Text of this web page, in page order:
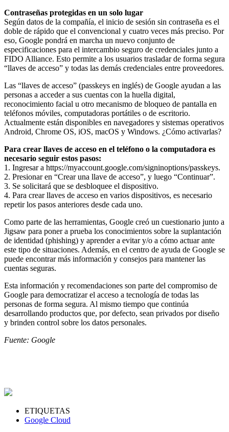
Contraseñas protegidas en un solo lugar
Según datos de la compañía, el inicio de sesión sin contraseña es el
doble de rápido que el convencional y cuatro veces más preciso. Por
eso, Google pondrá en marcha un nuevo conjunto de
especificaciones para el intercambio seguro de credenciales junto a
FIDO Alliance. Esto permite a los usuarios trasladar de forma segura
“llaves de acceso” y todas las demás credenciales entre proveedores.
Las “llaves de acceso” (passkeys en inglés) de Google ayudan a las
personas a acceder a sus cuentas con la huella digital,
reconocimiento facial u otro mecanismo de bloqueo de pantalla en
teléfonos móviles, computadoras portátiles o de escritorio.
Actualmente están disponibles en navegadores y sistemas operativos
Android, Chrome OS, iOS, macOS y Windows. ¿Cómo activarlas?
Para crear llaves de acceso en el teléfono o la computadora es
necesario seguir estos pasos:
1. Ingresar a https://myaccount.google.com/signinoptions/passkeys.
2. Presionar en “Crear una llave de acceso”, y luego “Continuar”.
3. Se solicitará que se desbloquee el dispositivo.
4. Para crear llaves de acceso en varios dispositivos, es necesario
repetir los pasos anteriores desde cada uno.
Como parte de las herramientas, Google creó un cuestionario junto a
Jigsaw para poner a prueba los conocimientos sobre la suplantación
de identidad (phishing) y aprender a evitar y/o a cómo actuar ante
este tipo de situaciones. Además, en el centro de ayuda de Google se
puede encontrar más información y consejos para mantener las
cuentas seguras.
Esta información y recomendaciones son parte del compromiso de
Google para democratizar el acceso a tecnología de todas las
personas de forma segura. Al mismo tiempo que continúa
desarrollando productos que, por defecto, sean privados por diseño
y brinden control sobre los datos personales.
Fuente: Google
ETIQUETAS
Google Cloud